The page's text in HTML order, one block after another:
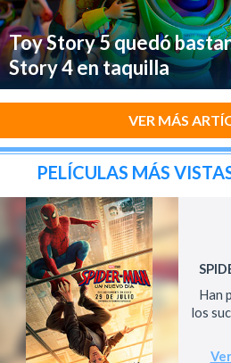
Toy Story 5 quedó
Story 4 en taquilla
VER MÁS
PELÍCULAS MÁS
Han
los